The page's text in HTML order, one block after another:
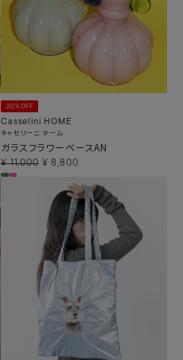
20%OFF
Casselini HOME
キャセリーニ ホーム
ガラスフラワーベースAN
¥ 11,000 ¥ 8,800